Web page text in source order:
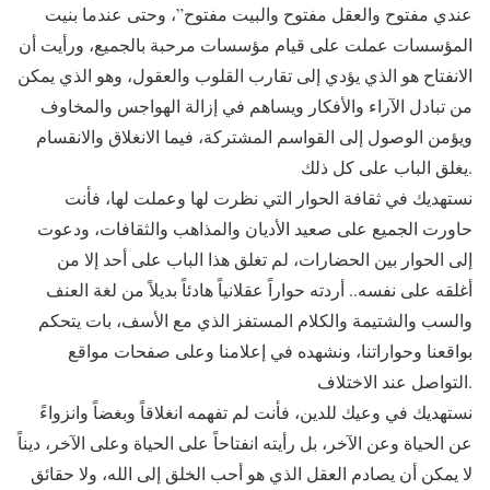
عندي مفتوح والعقل مفتوح والبيت مفتوح”، وحتى عندما بنيت
المؤسسات عملت على قيام مؤسسات مرحبة بالجميع، ورأيت أن
الانفتاح هو الذي يؤدي إلى تقارب القلوب والعقول، وهو الذي يمكن
من تبادل الآراء والأفكار ويساهم في إزالة الهواجس والمخاوف
ويؤمن الوصول إلى القواسم المشتركة، فيما الانغلاق والانقسام
يغلق الباب على كل ذلك.
نستهديك في ثقافة الحوار التي نظرت لها وعملت لها، فأنت
حاورت الجميع على صعيد الأديان والمذاهب والثقافات، ودعوت
إلى الحوار بين الحضارات، لم تغلق هذا الباب على أحد إلا من
أغلقه على نفسه.. أردته حواراً عقلانياً هادئاً بديلاً من لغة العنف
والسب والشتيمة والكلام المستفز الذي مع الأسف، بات يتحكم
بواقعنا وحواراتنا، ونشهده في إعلامنا وعلى صفحات مواقع
التواصل عند الاختلاف.
نستهديك في وعيك للدين، فأنت لم تفهمه انغلاقاً وبغضاً وانزواءً
عن الحياة وعن الآخر، بل رأيته انفتاحاً على الحياة وعلى الآخر، ديناً
لا يمكن أن يصادم العقل الذي هو أحب الخلق إلى الله، ولا حقائق